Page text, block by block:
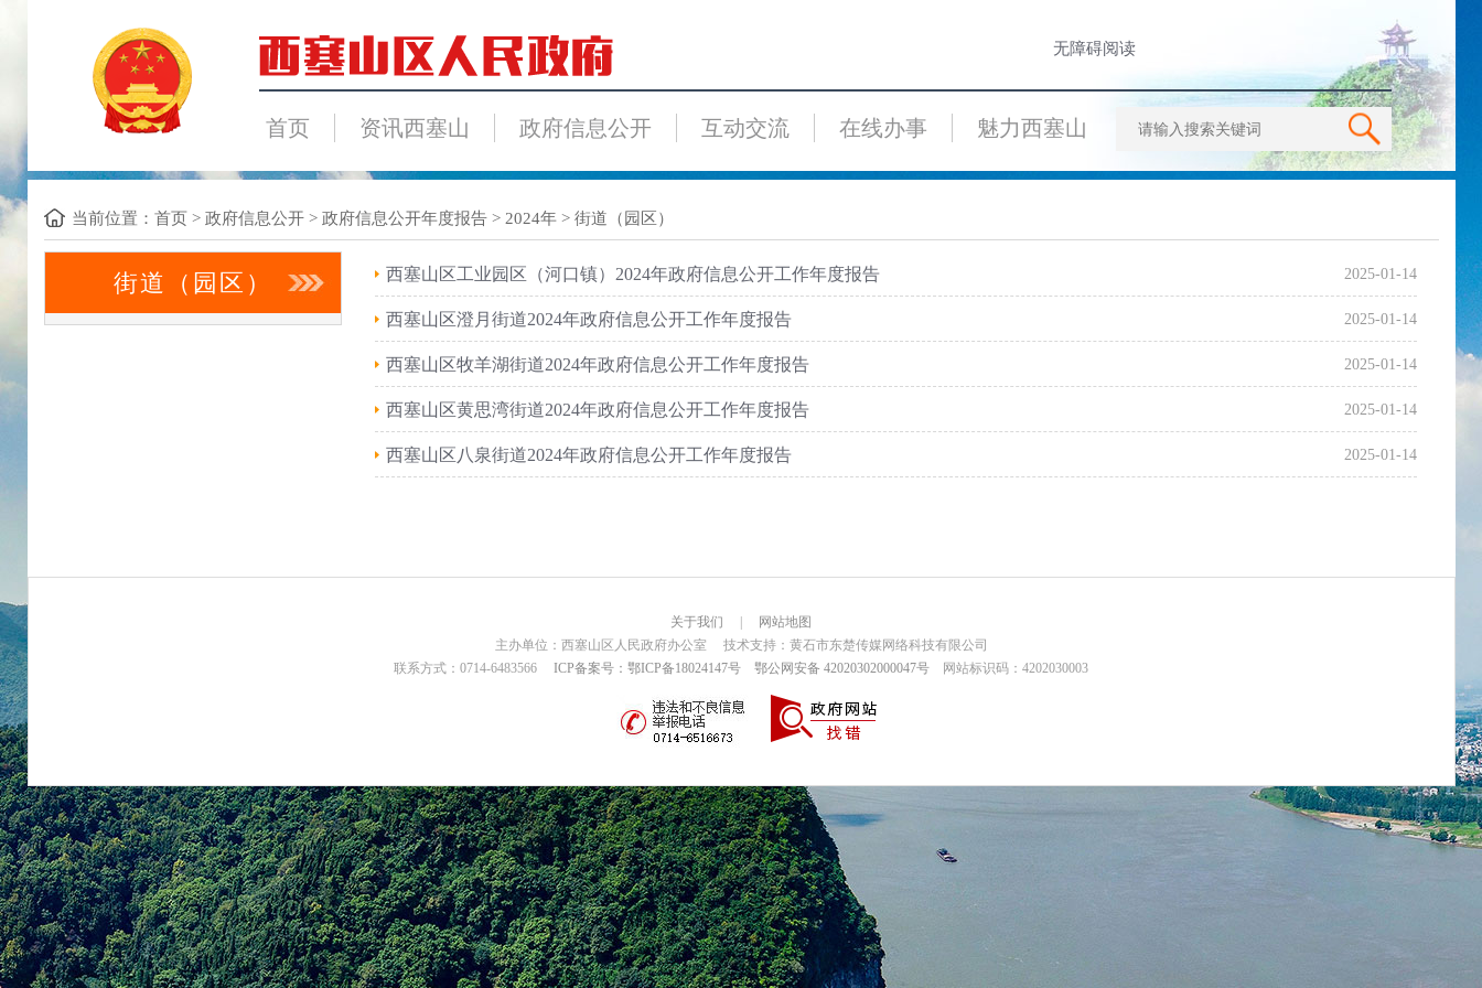
无障碍阅读
首页 资讯西塞山 政府信息公开 互动交流 在线办事 魅力西塞山
当前位置： 首页> 政府信息公开> 政府信息公开年度报告> 2024年> 街道（园区）
街道（园区） 2025-01-14
西塞山区工业园区（河口镇）2024年政府信息公开工作年度报告
2025-01-14
西塞山区澄月街道2024年政府信息公开工作年度报告
2025-01-14
西塞山区牧羊湖街道2024年政府信息公开工作年度报告
2025-01-14
西塞山区黄思湾街道2024年政府信息公开工作年度报告
2025-01-14
西塞山区八泉街道2024年政府信息公开工作年度报告
关于我们
网站地图
主办单位：西塞山区人民政府办公室 技术支持：黄石市东楚传媒网络科技有限公司
联系方式：0714-6483566 ICP备案号：鄂ICP备18024147号 鄂公网安备 42020302000047号 网站标识码：4202030003